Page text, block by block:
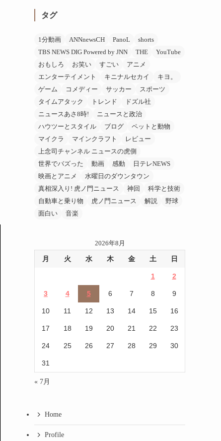
タグ
1分動画 ANNnewsCH PanoL
shorts
TBS NEWS DIG Powered by JNN
THE
YouTube
おもしろ
お笑い すごい
アニメ
エンターテイメント
キニナルセカイ
キヨ。
ゲーム
コメディー サッカー
スポーツ
タイムアタック
トレンド
ドズル社
ニュースあさ8時!
ニュースと政治
ハウツーとスタイル
ブログ
ペットと動物
マイクラ
マインクラフト
レビュー
上念司チャンネル ニュースの虎側
世界でバズった
動画 感動
日テレNEWS
映画とアニメ
水曜日のダウンタウン
真相深入り! 虎ノ門ニュース
神回
科学と技術
自動車と乗り物
虎ノ門ニュース 解説
野球
面白い
音楽
2026年8月
月 火 水 木 金 土 日
1 2
3 4 5 6 7 8 9
10 11 12 13 14 15 16
17 18 19 20 21 22 23
24 25 26 27 28 29 30
31
« 7月
Home
Profile